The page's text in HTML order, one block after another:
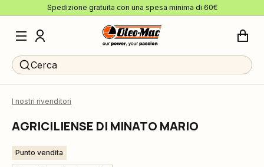
Spedizione gratuita con una spesa minima di 60€
Cerca
I nostri rivenditori
AGRICILIENSE DI MINATO MARIO
Punto vendita